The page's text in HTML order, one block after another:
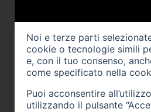
Noi e terze parti
cookie o tecnologie simili
e, con il tuo consenso,
come specificato nella
Puoi acconsentire
utilizzando il pulsante